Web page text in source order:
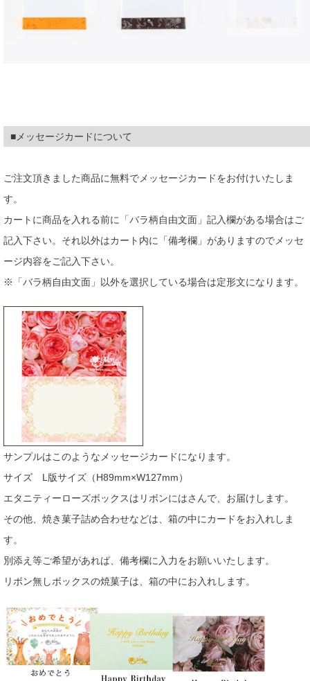
■メッセージカードについて
ご注文頂きました商品に無料でメッセージカードをお付けいたしま
す。
カートに商品を入れる前に「バラ柄自由文面」記入欄がある場合はご
記入下さい。それ以外はカート内に「備考欄」がありますのでメッセ
ージ内容をご記入下さい。
※「バラ柄自由文面」以外を選択している場合は定形文になります。
サンプルはこのようなメッセージカードになります。
サイズ L版サイズ（H89mm×W127mm）
エタニティーローズボックスはリボンにはさんで、お届けします。
その他、焼き菓子詰め合わせなどは、箱の中にカードをお入れしま
す。
別添え等ご希望があれば、備考欄に入力をお願いいたします。
リボン無しボックスの焼菓子は、箱の中にお入れします。